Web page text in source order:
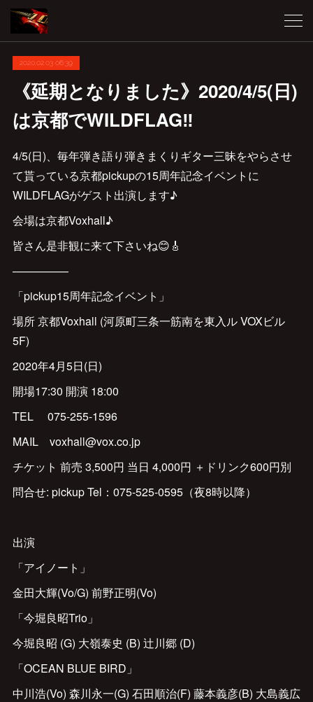
2020.02.03 06:39
《延期となりました》2020/4/5(日)
は京都でWILDFLAG‼️
4/5(日)、毎年弾き語り弾きまくりギター三昧をやらさせ
て貰っている京都pickupの15周年記念イベントに
WILDFLAGがゲスト出演します♪
会場は京都Voxhall♪
皆さん是非観に来て下さいね😊🎸
—————
「pickup15周年記念イベント」
場所 京都Voxhall (河原町三条一筋南を東入ル VOXビル
5F)
2020年4月5日(日)
開場17:30 開演 18:00
TEL 075-255-1596
MAIL voxhall@vox.co.jp
チケット 前売 3,500円 当日 4,000円 ＋ドリンク600円別
問合せ: pickup Tel：075-525‐0595（夜8時以降）
出演
「アイノート」
金田大輝(Vo/G) 前野正明(Vo)
「今堀良昭Trio」
今堀良昭 (G) 大嶺泰史 (B) 辻川郷 (D)
「OCEAN BLUE BIRD」
中川浩(Vo) 森川永一(G) 石田順治(F) 藤本義彦(B) 大島義広